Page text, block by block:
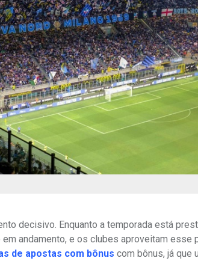
decisivo. Enquanto a temporada está
andamento, e os clubes aproveitam esse
de apostas com bônus com bônus, já que